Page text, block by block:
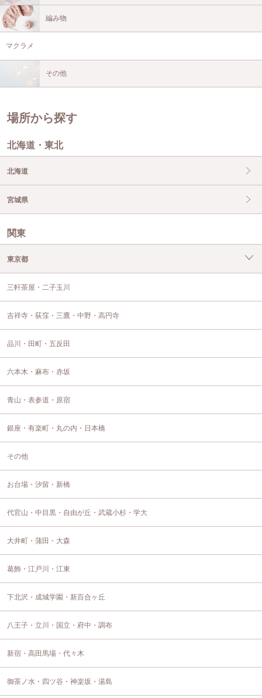
編み物
マクラメ
その他
場所から探す
北海道・東北
北海道
宮城県
関東
東京都
三軒茶屋・二子玉川
吉祥寺・荻窪・三鷹・中野・高円寺
品川・田町・五反田
六本木・麻布・赤坂
青山・表参道・原宿
銀座・有楽町・丸の内・日本橋
その他
お台場・汐留・新橋
代官山・中目黒・自由が丘・武蔵小杉・学大
大井町・蒲田・大森
葛飾・江戸川・江東
下北沢・成城学園・新百合ヶ丘
八王子・立川・国立・府中・調布
新宿・高田馬場・代々木
御茶ノ水・四ツ谷・神楽坂・湯島